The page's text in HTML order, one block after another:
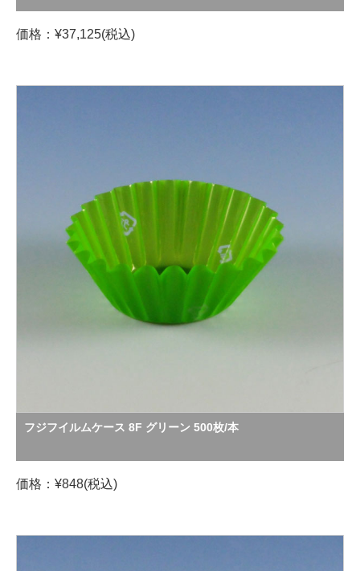
価格：¥37,125(税込)
フジフイルムケース 8F グリーン 500枚/本
価格：¥848(税込)